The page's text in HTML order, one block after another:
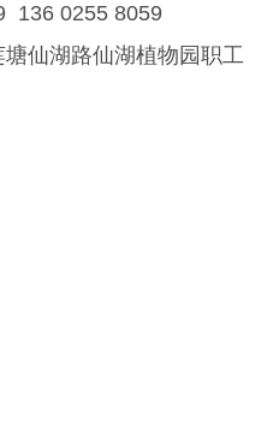
136 0255 8059
仙湖路仙湖植物园职工